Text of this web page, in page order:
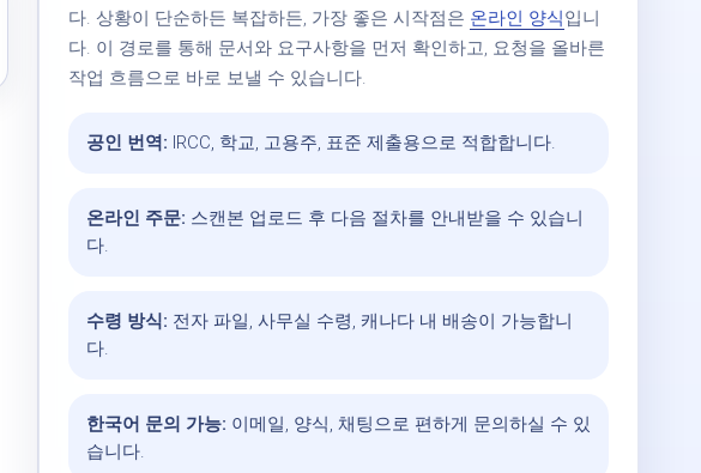
다. 상황이 단순하든 복잡하든, 가장 좋은 시작점은 온라인 양식입니
다. 이 경로를 통해 문서와 요구사항을 먼저 확인하고, 요청을 올바른
작업 흐름으로 바로 보낼 수 있습니다.
공인 번역: IRCC, 학교, 고용주, 표준 제출용으로 적합합니다.
온라인 주문: 스캔본 업로드 후 다음 절차를 안내받을 수 있습니
다.
수령 방식: 전자 파일, 사무실 수령, 캐나다 내 배송이 가능합니
다.
한국어 문의 가능: 이메일, 양식, 채팅으로 편하게 문의하실 수 있
습니다.